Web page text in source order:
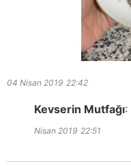
04 Nisan 2019 22:42
Kevserin Mutfağı:
Nisan 2019 22:51